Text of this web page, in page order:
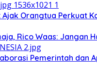
Ajak Orangtua Perkuat
Rico Waas: Jangan
Pemerintah dan